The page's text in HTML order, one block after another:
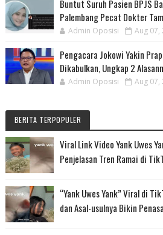
Buntut Suruh Pasien BPJS
Palembang Pecat Dokter
Admin Oposisi Aug 07,
Pengacara Jokowi Yakin
Dikabulkan, Ungkap 2
Admin Oposisi Aug 07,
BERITA TERPOPULER
Viral Link Video Yank Uwes
Penjelasan Tren Ramai di
“Yank Uwes Yank” Viral di
dan Asal-usulnya Bikin